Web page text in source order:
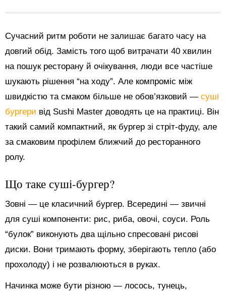
Сучасний ритм роботи не залишає багато часу на
довгий обід. Замість того щоб витрачати 40 хвилин
на пошук ресторану й очікування, люди все частіше
шукають рішення “на ходу”. Але компроміс між
швидкістю та смаком більше не обов’язковий — суші
бургери від Sushi Master доводять це на практиці. Він
такий самий компактний, як бургер зі стріт-фуду, але
за смаковим профілем ближчий до ресторанного
ролу.
Що таке суші-бургер?
Зовні — це класичний бургер. Всередині — звичні
для суші компоненти: рис, риба, овочі, соуси. Роль
“булок” виконують два щільно спресовані рисові
диски. Вони тримають форму, зберігають тепло (або
прохолоду) і не розвалюються в руках.
Начинка може бути різною — лосось, тунець,